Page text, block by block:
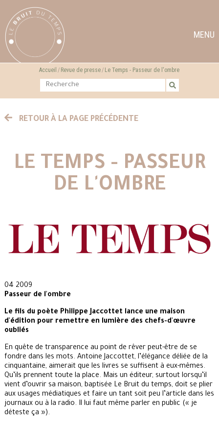
MENU
Accueil Revue de presse Le Temps - Passeur de l'ombre
RETOUR À LA PAGE PRÉCÉDENTE
LE TEMPS - PASSEUR
DE L'OMBRE
04 2009
Passeur de l'ombre
Le fils du poète Philippe Jaccottet lance une maison
d'édition pour remettre en lumière des chefs-d'œuvre
oubliés
En quête de transparence au point de rêver peut-être de se
fondre dans les mots. Antoine Jaccottet, l’élégance déliée de la
cinquantaine, aimerait que les livres se suffisent à eux-mêmes.
Qu’ils prennent toute la place. Mais un éditeur, surtout lorsqu’il
vient d’ouvrir sa maison, baptisée Le Bruit du temps, doit se plier
aux usages médiatiques et faire un tant soit peu l’article dans les
journaux ou à la radio. Il lui faut même parler en public (« je
déteste ça »).